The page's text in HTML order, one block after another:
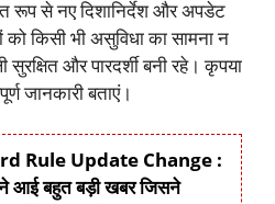
रूप से नए दिशानिर्देश और अपडेट
को किसी भी असुविधा का सामना न
और पारदर्शी बनी रहे। कृपया
जानकारी बताएं।
Rule Update Change :
आई बहुत बड़ी खबर जिसने